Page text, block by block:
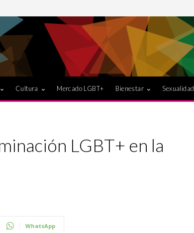
Cultura Mercado LGBT+ Bienestar Sexualidad
LGBT+ en la
WhatsApp